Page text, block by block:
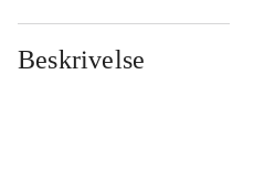
Beskrivelse